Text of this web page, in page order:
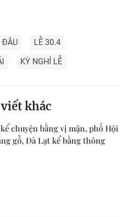
ĐÂU
LỄ 30.4
KỲ NGHỈ LỄ
khác
chuyện bằng vị mặn, phố Hội
gỗ, Đà Lạt kể bằng thông